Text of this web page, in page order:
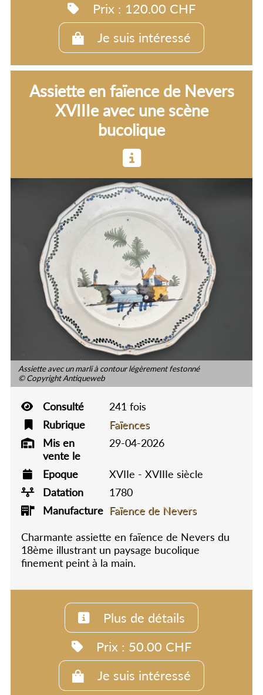
Prix : 120.00 CHF
Je suis intéressé
Assiette en faïence de Nevers
XVIIIe avec une scène
bucolique
Assiette avec un marli à contour légèrement festonné
© Copyright Antiqueweb
Consulté
241 fois
Rubrique
Faïences
Mis en
vente le
29-04-2026
Epoque
XVIIe - XVIIIe siècle
Datation
1780
Manufacture Faïence de Nevers
Charmante assiette en faïence de Nevers du
18ème illustrant un paysage bucolique
finement peint à la main.
Plus de détails
Prix : 50.00 CHF
Je suis intéressé